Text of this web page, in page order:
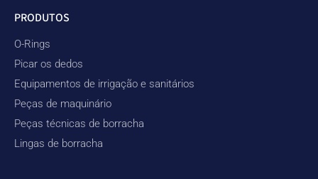
PRODUTOS
O-Rings
Picar os dedos
Equipamentos de irrigação e sanitários
Peças de maquinário
Peças técnicas de borracha
Lingas de borracha